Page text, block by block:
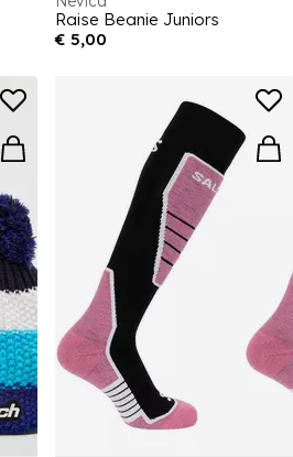
Raise Beanie Juniors
€ 5,00